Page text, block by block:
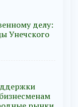
делу:
Унечского